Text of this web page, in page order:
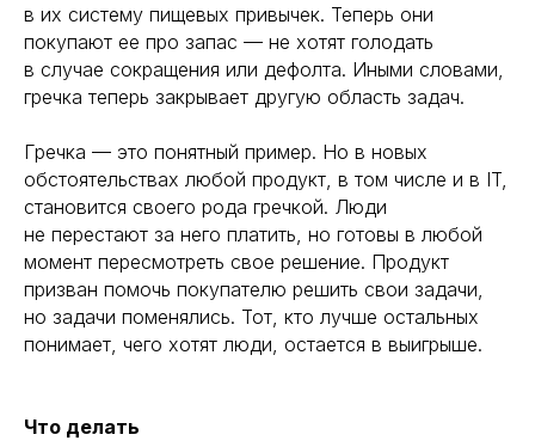
в их систему пищевых привычек. Теперь они
покупают ее про запас — не хотят голодать
в случае сокращения или дефолта. Иными словами,
гречка теперь закрывает другую область задач.
Гречка — это понятный пример. Но в новых
обстоятельствах любой продукт, в том числе и в IT,
становится своего рода гречкой. Люди
не перестают за него платить, но готовы в любой
момент пересмотреть свое решение. Продукт
призван помочь покупателю решить свои задачи,
но задачи поменялись. Тот, кто лучше остальных
понимает, чего хотят люди, остается в выигрыше.
Что делать